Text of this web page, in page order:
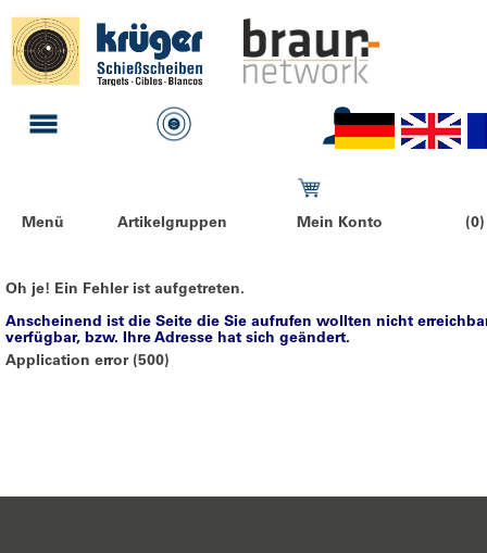
Menü Artikelgruppen Mein Konto
Oh je! Ein Fehler ist aufgetreten.
Anscheinend ist die Seite die Sie aufrufen wollten nicht
verfügbar, bzw. Ihre Adresse hat sich geändert.
Application error (500)